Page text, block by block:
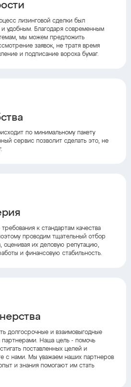
лизинговой сделки был
удобным. Благодаря современным
мы можем предложить
заявок, не тратя время
и подписание вороха бумаг.
по минимальному пакету
сервис позволит сделать это, не
к стандартам качества
проводим тщательный отбор
оценивая их деловую репутацию,
и финансовую стабильность.
долгосрочные и взаимовыгодные
Наша цель - помочь
поставленных целей и
с нами. Мы уважаем наших партнеров
и знания помогают им стать